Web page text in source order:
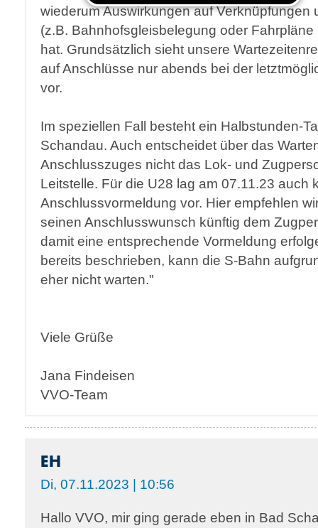
wiederum Auswirkungen auf Verknüpfungen
(z.B. Bahnhofsgleisbelegung oder
hat. Grundsätzlich sieht unsere
auf Anschlüsse nur abends bei der
vor.
Im speziellen Fall besteht ein Halbstunden-
Schandau. Auch entscheidet über das
Anschlusszuges nicht das Lok- und
Leitstelle. Für die U28 lag am 07.11.23 auch
Anschlussvormeldung vor. Hier empfehlen
seinen Anschlusswunsch künftig dem
damit eine entsprechende Vormeldung
bereits beschrieben, kann die S-Bahn
eher nicht warten."
Viele Grüße
Jana Findeisen
VVO-Team
EH
Di, 07.11.2023 | 10:56
Hallo VVO, mir ging gerade eben in Bad